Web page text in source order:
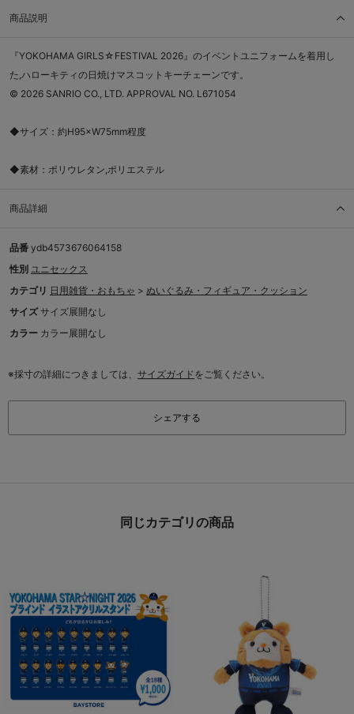
商品説明
『YOKOHAMA GIRLS☆FESTIVAL 2026』のイベントユニフォームを着用し
た,ハローキティの日焼けマスコットキーチェーンです。
© 2026 SANRIO CO., LTD. APPROVAL NO. L671054
◆サイズ：約H95×W75mm程度
◆素材：ポリウレタン,ポリエステル
商品詳細
品番 ydb4573676064158
性別 ユニセックス
カテゴリ 日用雑貨・おもちゃ > ぬいぐるみ・フィギュア・クッション
サイズ サイズ展開なし
カラー カラー展開なし
※採寸の詳細につきましては、 サイズガイドをご覧ください。
シェアする
同じカテゴリの商品